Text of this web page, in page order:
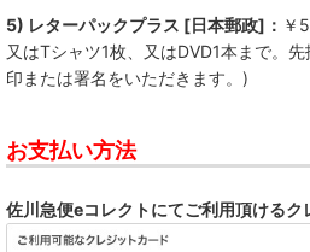
5) レターパックプラス [日本郵政]： ￥
又はTシャツ1枚、又はDVD1本まで。
印または署名をいただきます。)
お支払い方法
佐川急便eコレクトにてご利用頂けるク